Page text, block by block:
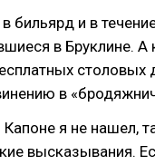
бильярд и в
в Бруклине. А
столовых
в
я не нашел,
высказывания.